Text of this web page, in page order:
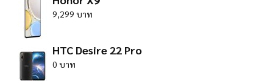
9,299 บาท
HTC Desire 22 Pro
0 บาท